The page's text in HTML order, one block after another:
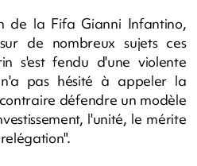
de la Fifa Gianni Infantino,
de nombreux sujets ces
s'est fendu d'une violente
pas hésité à appeler la
défendre un modèle
l'unité, le mérite